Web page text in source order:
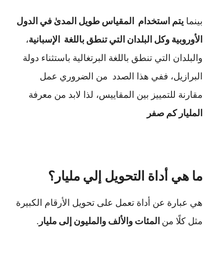
بينما يتم استخدام المقياس طويل المدىٰ في الدول
الأوروبية وكل البلدان التي تنطق باللغة الإسبانية،
والبلدان التي تنطق باللغة البرتغالية باستثناء دولة
البرازيل، ففي هذا الصدد من الضروري عمل
مقارنة للتمييز بين المقاييس، لذا لابد من معرفة
المليار كم صفر
ما هي أداة التحويل إلي مليار؟
هي عبارة عن أداة تعمل على تحويل الأرقام الكبيرة
مثل كلًا من المئات والألف والمليون إلى مليار .